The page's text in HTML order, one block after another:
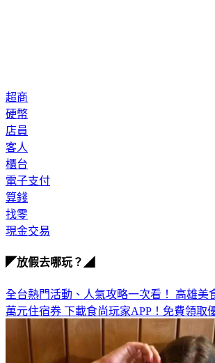
超商
硬幣
店員
客人
櫃台
電子支付
算錢
找零
現金交易
◤放假去哪玩？◢
全台熱門活動、人氣攻略一次看！ 高雄美
萬元住宿券 下載食尚玩家APP！免費領取